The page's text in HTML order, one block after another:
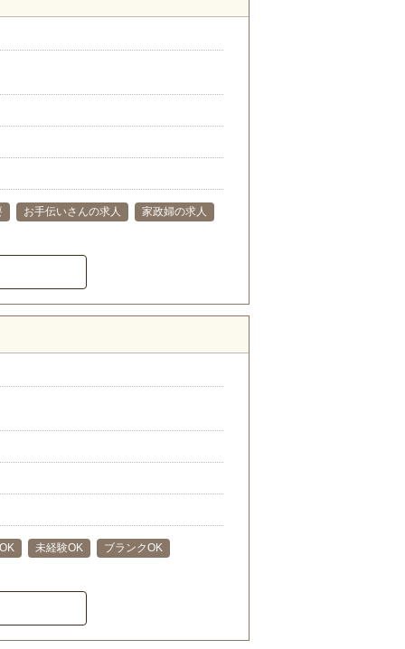
お手伝いさんの求人 家政婦の求人
未経験OK ブランクOK